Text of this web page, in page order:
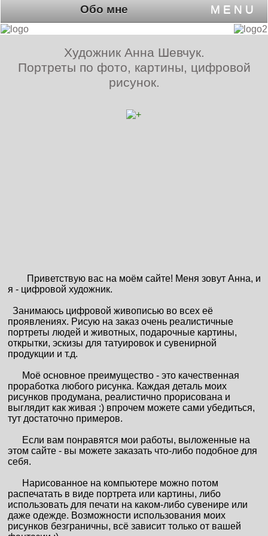
Обо мне M E N U
Художник Анна Шевчук.
Портреты по фото, картины, цифровой
рисунок.
Приветствую вас на моём сайте! Меня зовут Анна, и
я - цифровой художник.
Занимаюсь цифровой живописью во всех её
проявлениях. Рисую на заказ очень реалистичные
портреты людей и животных, подарочные картины,
открытки, эскизы для татуировок и сувенирной
продукции и т.д.
Моё основное преимущество - это качественная
проработка любого рисунка. Каждая деталь моих
рисунков продумана, реалистично прорисована и
выглядит как живая :) впрочем можете сами убедиться,
тут достаточно примеров.
Если вам понравятся мои работы, выложенные на
этом сайте - вы можете заказать что-либо подобное для
себя.
Нарисованное на компьютере можно потом
распечатать в виде портрета или картины, либо
использовать для печати на каком-либо сувенире или
даже одежде. Возможности использования моих
рисунков безграничны, всё зависит только от вашей